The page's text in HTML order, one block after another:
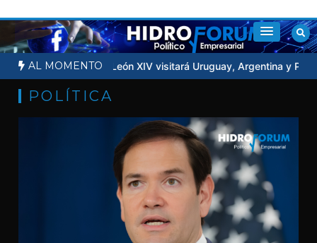
al
contenido
AL MOMENTO
la Luna Papa León XIV visitará Uruguay, Argentina y Perú en
POLÍTICA